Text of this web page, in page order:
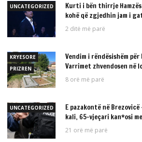
UNCATEGORIZED
Kurti i bën thirrje
kohë që zgjedhin jam i
2 ditë më parë
KRYESORE
PRIZREN
Vendim i rëndësishëm
Varrimet zhvendosen në
8 orë më parë
UNCATEGORIZED
E pazakontë në
kali, 65-vjeçari kan*osi
21 orë më parë